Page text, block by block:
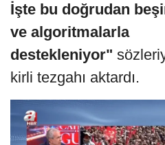
İşte bu doğrudan
ve algoritmalarla
destekleniyor"
kirli tezgahı aktardı.